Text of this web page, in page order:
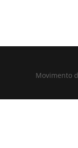
Movimento